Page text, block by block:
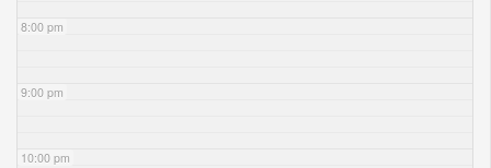
8:00 pm
9:00 pm
10:00 pm